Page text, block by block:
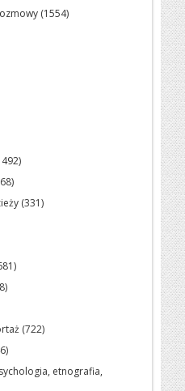
(1554)
(331)
(722)
etnografia,